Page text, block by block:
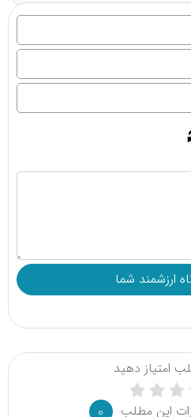
امتیاز دهید
این مطلب 0